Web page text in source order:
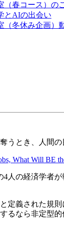
（春コース）の
とAIの出会い
（冬休み企画）
うとき、人間
What Will BE
4人の経済学者
定義された規
るなら非定型